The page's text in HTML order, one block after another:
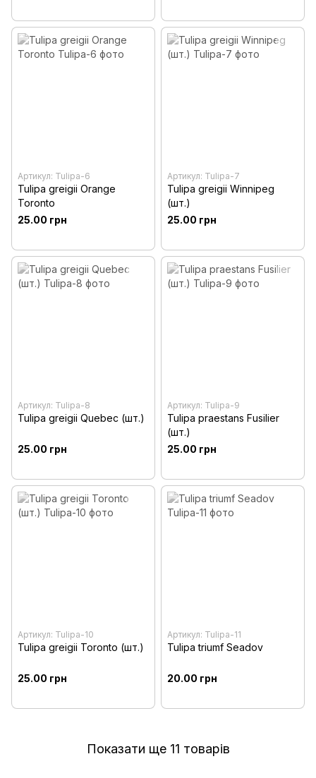
Артикул: Tulipa-6
Tulipa greigii Orange
Toronto
25.00 грн
Артикул: Tulipa-7
Tulipa greigii Winnipeg
(шт.)
25.00 грн
Артикул: Tulipa-8
Tulipa greigii Quebec (шт.)
25.00 грн
Артикул: Tulipa-9
Tulipa praestans Fusilier
(шт.)
25.00 грн
Артикул: Tulipa-10
Tulipa greigii Toronto (шт.)
25.00 грн
Артикул: Tulipa-11
Tulipa triumf Seadov
20.00 грн
Показати ще 11 товарів